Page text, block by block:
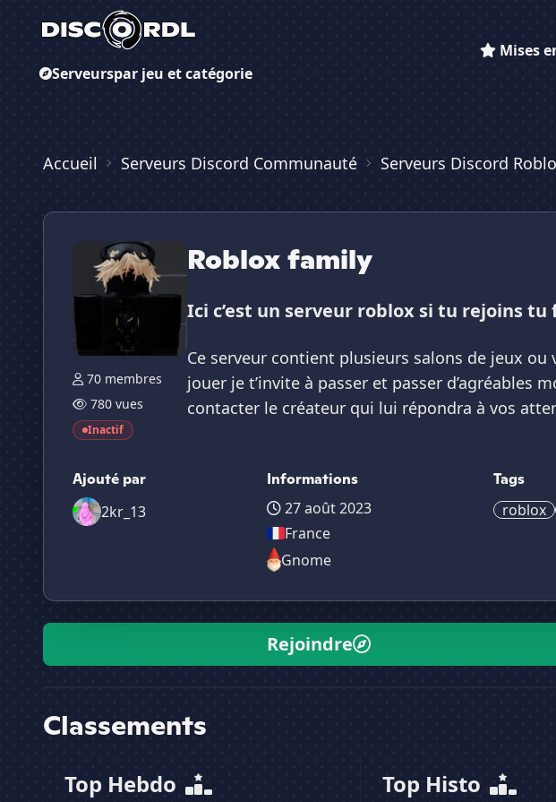
Serveurspar jeu et catégorie
Mises
Accueil Serveurs Discord Communauté Serveurs Discord
70 membres
780 vues
Inactif
Roblox family
Ici c’est un serveur roblox si tu rejoins
Ce serveur contient plusieurs salons de jeux
jouer je t’invite à passer et passer d’agréables
contacter le créateur qui lui répondra à vos
Ajouté par
2kr_13
Informations
27 août 2023
France
Gnome
Tags
roblox
Rejoindre
Vote
Classements
Top Hebdo Top Histo